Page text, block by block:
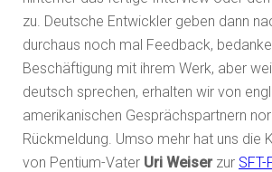
zu. Deutsche Entwickler geben dann
durchaus noch mal Feedback,
Beschäftigung mit ihrem Werk, aber
deutsch sprechen, erhalten wir von
amerikanischen Gesprächspartnern
Rückmeldung. Umso mehr hat uns die
von Pentium-Vater Uri Weiserzur